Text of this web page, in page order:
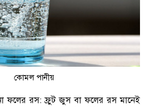
কোমল পানীয়
ফলের রস: ফ্রুট জুস বা ফলের রস মানেই